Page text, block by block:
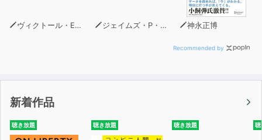
ヴィクトール・E・フランクル ジェイムズ・P・ホーガン 神永正博
Recommended by
新着作品
聴き放題 聴き放題 聴き放題 聴